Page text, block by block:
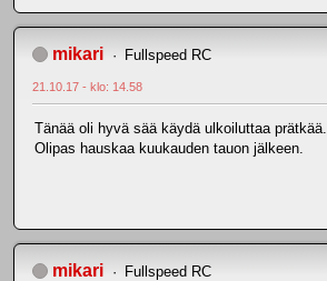
mikari Fullspeed RC
21.10.17 - klo: 14.58
Tänää oli hyvä sää käydä ulkoiluttaa prätkää.
Olipas hauskaa kuukauden tauon jälkeen.
mikari Fullspeed RC